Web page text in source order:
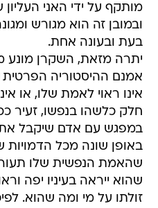
מותקף על ידי האני העליון
ובמובן זה הוא מגורש
בעת ובעונה אחת.
יתרה מזאת, השקרן מונע
אמנם ההיסטוריה
אינו ראוי לאמת שלו, או
חלק כלשהו בנפשו, זעיר
במפגש עם אדם שיקבל
באופן שונה מכל הדמויות
שהאמת הנפשית שלו
שהוא ייראה בעיניו יפה
זולתו על מי ומה שהוא.